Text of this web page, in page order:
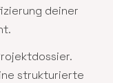
deiner
strukturierte